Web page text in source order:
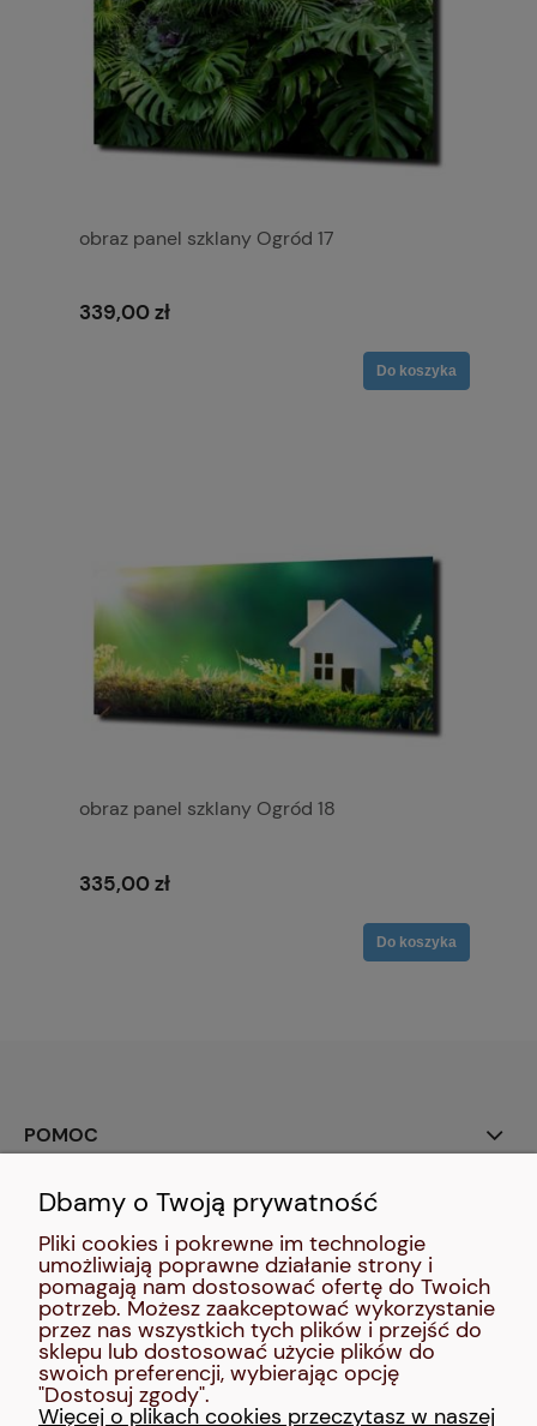
obraz panel szklany Ogród 17
339,00 zł
Do koszyka
obraz panel szklany Ogród 18
335,00 zł
Do koszyka
POMOC
SOCIAL MEDIA:
MOJE KONTO
INFORMACJE
O NAS
Dbamy o Twoją prywatność
Pliki cookies i pokrewne im technologie
umożliwiają poprawne działanie strony i
pomagają nam dostosować ofertę do Twoich
potrzeb. Możesz zaakceptować wykorzystanie
przez nas wszystkich tych plików i przejść do
sklepu lub dostosować użycie plików do
swoich preferencji, wybierając opcję
"Dostosuj zgody".
Więcej o plikach cookies przeczytasz w naszej